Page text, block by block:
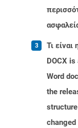
Τι
DOCX
Word
the